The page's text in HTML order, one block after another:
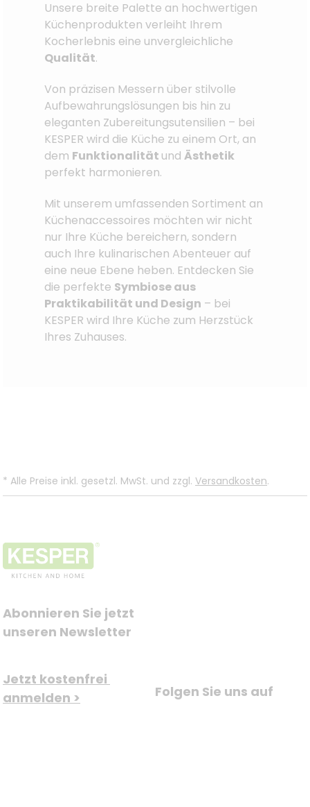
Unsere breite Palette an hochwertigen
Küchenprodukten verleiht Ihrem
Kocherlebnis eine unvergleichliche
Qualität.
Von präzisen Messern über stilvolle
Aufbewahrungslösungen bis hin zu
eleganten Zubereitungsutensilien – bei
KESPER wird die Küche zu einem Ort, an
dem Funktionalität und Ästhetik
perfekt harmonieren.
Mit unserem umfassenden Sortiment an
Küchenaccessoires möchten wir nicht
nur Ihre Küche bereichern, sondern
auch Ihre kulinarischen Abenteuer auf
eine neue Ebene heben. Entdecken Sie
die perfekte Symbiose aus
Praktikabilität und Design – bei
KESPER wird Ihre Küche zum Herzstück
Ihres Zuhauses.
* Alle Preise inkl. gesetzl. MwSt. und zzgl. Versandkosten.
Abonnieren Sie jetzt
unseren Newsletter
Jetzt kostenfrei
anmelden >
Folgen Sie uns auf